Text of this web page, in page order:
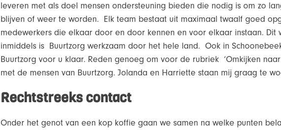
leveren met als doel mensen ondersteuning bieden die nodig is om zo
blijven of weer te worden. Elk team bestaat uit maximaal twaalf goed
medewerkers die elkaar door en door kennen en voor elkaar instaan. Dit
inmiddels is Buurtzorg werkzaam door het hele land. Ook in
Buurtzorg voor u klaar. Reden genoeg om voor de rubriek ‘Omkijken
met de mensen van Buurtzorg. Jolanda en Harriette staan mij graag te
Rechtstreeks contact
Onder het genot van een kop koffie gaan we samen na welke punten